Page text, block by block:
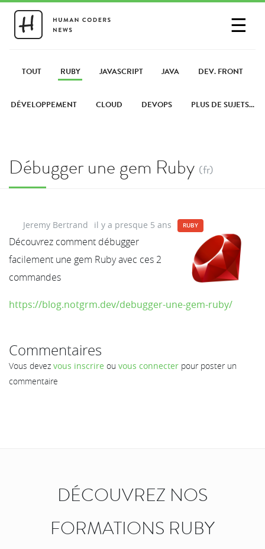
☰
PARTAGER UN LIEN
TOUT RUBY JAVASCRIPT JAVA DEV. FRONT
DÉVELOPPEMENT CLOUD DEVOPS PLUS DE SUJETS...
Débugger une gem Ruby (fr)
Jeremy Bertrand il y a presque 5 ans RUBY
Découvrez comment débugger
facilement une gem Ruby avec ces 2
commandes
https://blog.notgrm.dev/debugger-une-gem-ruby/
Commentaires
Vous devez vous inscrire ou vous connecter pour poster un
commentaire
DÉCOUVREZ NOS
FORMATIONS RUBY